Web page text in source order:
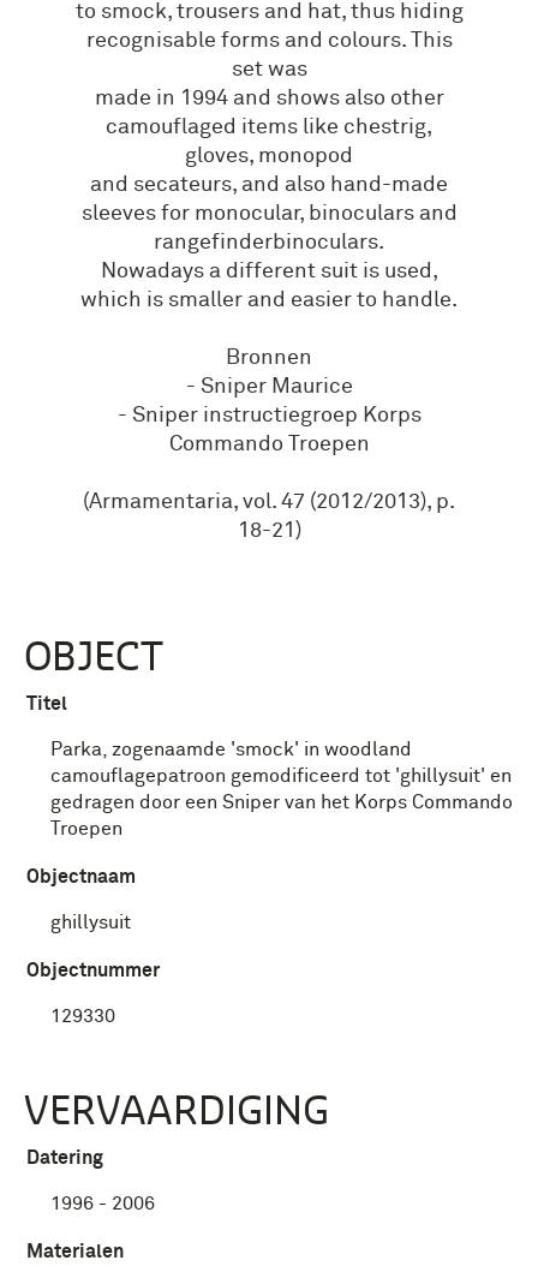
to smock, trousers and hat, thus hiding
recognisable forms and colours. This
set was
made in 1994 and shows also other
camouflaged items like chestrig,
gloves, monopod
and secateurs, and also hand-made
sleeves for monocular, binoculars and
rangefinderbinoculars.
Nowadays a different suit is used,
which is smaller and easier to handle.
Bronnen
- Sniper Maurice
- Sniper instructiegroep Korps
Commando Troepen
(Armamentaria, vol. 47 (2012/2013), p.
18-21)
OBJECT
Titel
Parka, zogenaamde 'smock' in woodland
camouflagepatroon gemodificeerd tot 'ghillysuit' en
gedragen door een Sniper van het Korps Commando
Troepen
Objectnaam
ghillysuit
Objectnummer
129330
VERVAARDIGING
Datering
1996 - 2006
Materialen